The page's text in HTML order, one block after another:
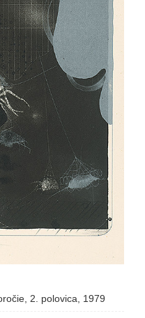
2. polovica, 1979